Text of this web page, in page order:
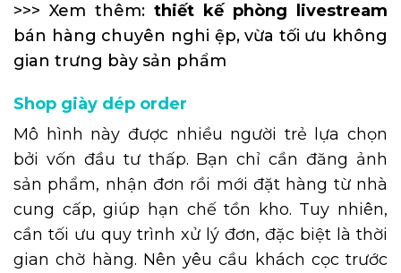
>>> Xem thêm: thiết kế phòng livestream
bán hàng chuyên nghi ệp, vừa tối ưu không
gian trưng bày sản phẩm
Shop giày dép order
Mô hình này được nhiều người trẻ lựa chọn
bởi vốn đầu tư thấp. Bạn chỉ cần đăng ảnh
sản phẩm, nhận đơn rồi mới đặt hàng từ nhà
cung cấp, giúp hạn chế tồn kho. Tuy nhiên,
cần tối ưu quy trình xử lý đơn, đặc biệt là thời
gian chờ hàng. Nên yêu cầu khách cọc trước